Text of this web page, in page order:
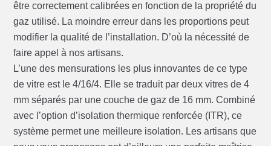
être correctement calibrées en fonction de la propriété du
gaz utilisé. La moindre erreur dans les proportions peut
modifier la qualité de l’installation. D’où la nécessité de
faire appel à nos artisans.
L’une des mensurations les plus innovantes de ce type
de vitre est le 4/16/4. Elle se traduit par deux vitres de 4
mm séparés par une couche de gaz de 16 mm. Combiné
avec l’option d’isolation thermique renforcée (ITR), ce
système permet une meilleure isolation. Les artisans que